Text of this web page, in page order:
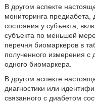
В другом аспекте
мониторинга предиабета,
состояния у субъекта,
субъекта по меньшей
перечня биомаркеров в
полученного измерения
одного биомаркера.
В другом аспекте
диагностики или
связанного с диабетом